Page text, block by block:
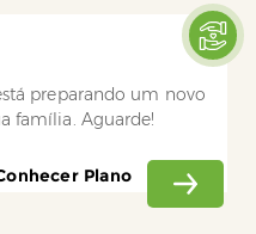
preparando um novo
família. Aguarde!
Plano